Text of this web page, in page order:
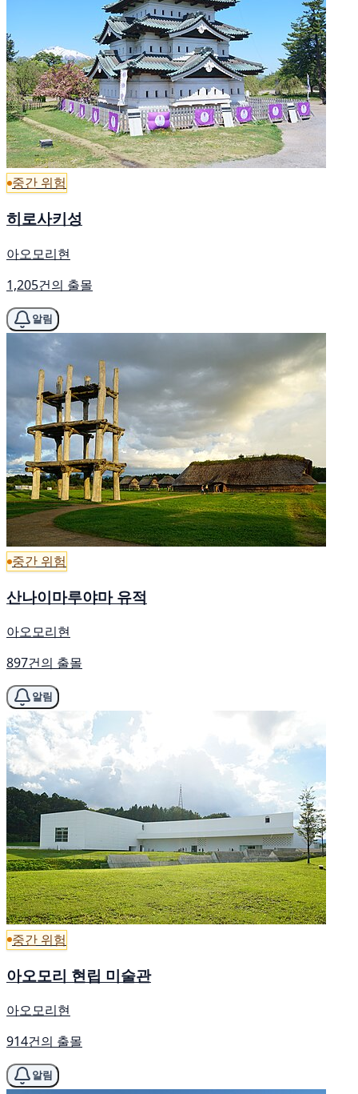
중간 위험
히로사키성
아오모리현
1,205건의 출몰
알림
중간 위험
산나이마루야마 유적
아오모리현
897건의 출몰
알림
중간 위험
아오모리 현립 미술관
아오모리현
914건의 출몰
알림